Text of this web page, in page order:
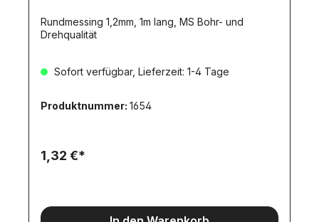
Rundmessing 1,2mm, 1m lang, MS Bohr- und
Drehqualität
Sofort verfügbar, Lieferzeit: 1-4 Tage
Produktnummer: 1654
1,32 €*